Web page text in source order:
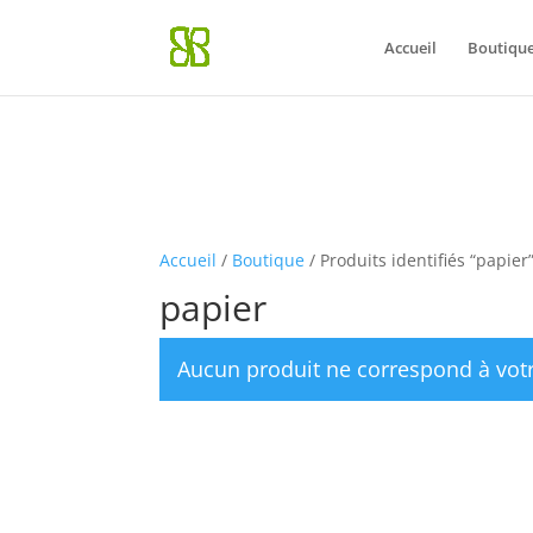
: La fonction WP_Styles::add a été appelée de façon
Débogage dans WordPress
Accueil
Accueil / Boutique / Produits identifiés “papier”
papier
Aucun produit ne correspond à